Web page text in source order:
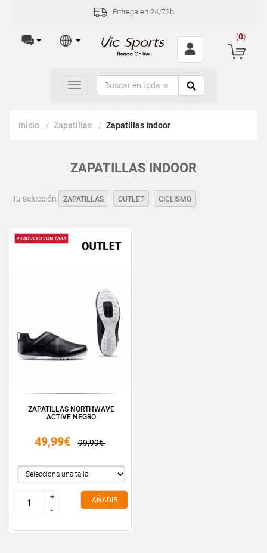
Entrega en 24/72h
(0)
Toggle
navigation
Inicio Zapatillas Zapatillas Indoor
ZAPATILLAS INDOOR
Tu selección ZAPATILLAS OUTLET CICLISMO
ZAPATILLAS NORTHWAVE
ACTIVE NEGRO
49,99€ 99,99€
+
-
+
-
AÑADIR